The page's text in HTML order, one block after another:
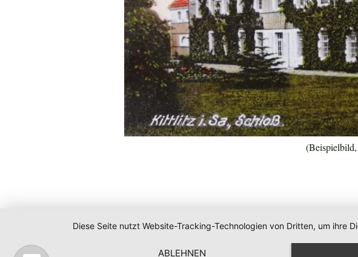
Diese Seite nutzt Website-Tracking-Technologien von Dritten, um ihre
ABLEHNEN